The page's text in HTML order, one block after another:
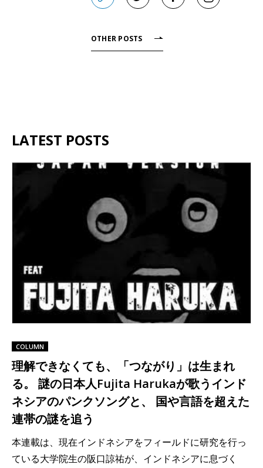
OTHER POSTS
LATEST POSTS
COLUMN
理解できなくても、「つながり」は生まれ
る。 謎の日本人Fujita Harukaが歌うインド
ネシアのパンクソングと、 国や言語を超えた
連帯の謎を追う
本連載は、現在インドネシアをフィールドに研究を行っ
ている大学院生の阪口諒祐が、インドネシアに息づく